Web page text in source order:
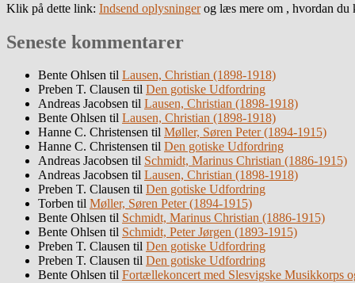
Klik på dette link: Indsend oplysningerog læs mere om , hvordan du
Seneste kommentarer
Bente Ohlsen til Lausen, Christian (1898-1918)
Preben T. Clausen til Den gotiske Udfordring
Andreas Jacobsen til Lausen, Christian (1898-1918)
Bente Ohlsen til Lausen, Christian (1898-1918)
Hanne C. Christensen til Møller, Søren Peter (1894-1915)
Hanne C. Christensen til Den gotiske Udfordring
Andreas Jacobsen til Schmidt, Marinus Christian (1886-1915)
Andreas Jacobsen til Lausen, Christian (1898-1918)
Preben T. Clausen til Den gotiske Udfordring
Torben til Møller, Søren Peter (1894-1915)
Bente Ohlsen til Schmidt, Marinus Christian (1886-1915)
Bente Ohlsen til Schmidt, Peter Jørgen (1893-1915)
Preben T. Clausen til Den gotiske Udfordring
Preben T. Clausen til Den gotiske Udfordring
Bente Ohlsen til Fortællekoncert med Slesvigske Musikkorps